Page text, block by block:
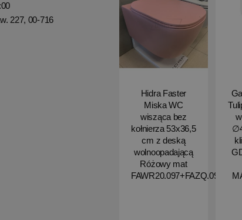
Hidra Faster
Miska WC
wisząca bez
kołnierza 53x36,5
cm z deską
wolnoopadającą
Różowy mat
FAWR20.097+FAZQ.097
227, 00-716